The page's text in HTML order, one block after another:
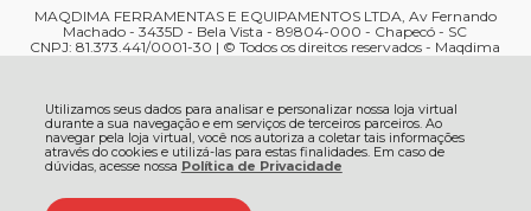
Utilizamos seus dados para analisar e personalizar nossa loja virtual
durante a sua navegação e em serviços de terceiros parceiros. Ao
navegar pela loja virtual, você nos autoriza a coletar tais informações
através do cookies e utilizá-las para estas finalidades. Em caso de
dúvidas, acesse nossa Política de Privacidade
MAQDIMA FERRAMENTAS E EQUIPAMENTOS LTDA, Av Fernando
Machado - 3435D - Bela Vista - 89804-000 - Chapecó - SC
CNPJ: 81.373.441/0001-30 | © Todos os direitos reservados - Maqdima